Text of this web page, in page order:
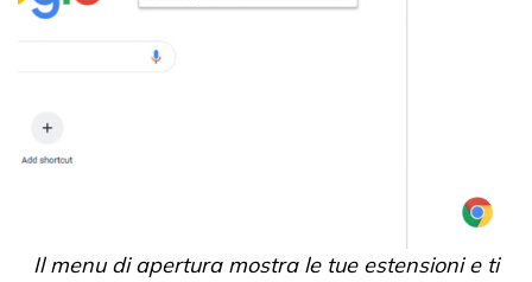
Il menu di apertura mostra le tue estensioni e ti